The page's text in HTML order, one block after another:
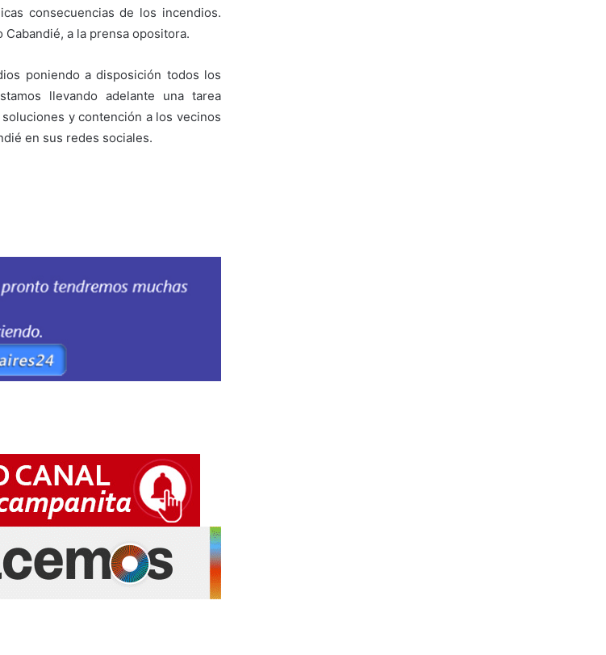
consecuencias de los incendios.
a la prensa opositora.
poniendo a disposición todos los
llevando adelante una tarea
y contención a los vecinos
en sus redes sociales.